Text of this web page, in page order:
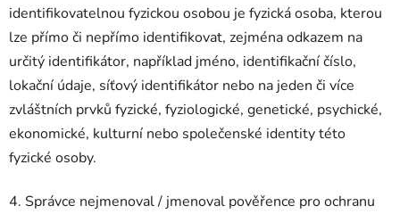
identifikovatelnou fyzickou osobou je fyzická osoba, kterou
lze přímo či nepřímo identifikovat, zejména odkazem na
určitý identifikátor, například jméno, identifikační číslo,
lokační údaje, síťový identifikátor nebo na jeden či více
zvláštních prvků fyzické, fyziologické, genetické, psychické,
ekonomické, kulturní nebo společenské identity této
fyzické osoby.
4. Správce nejmenoval / jmenoval pověřence pro ochranu